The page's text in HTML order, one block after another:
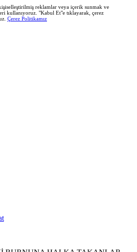
reklamlar veya içerik sunmak ve
kullanıyoruz. "Kabul Et"e tıklayarak, çerez
Çerez Politikamız